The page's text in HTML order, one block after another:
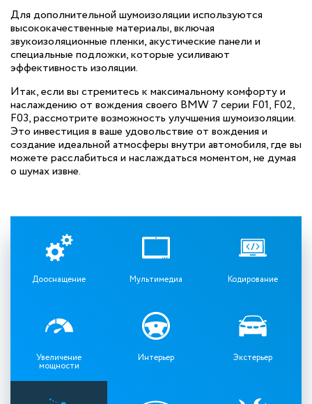
Для дополнительной шумоизоляции используются
высококачественные материалы, включая
звукоизоляционные пленки, акустические панели и
специальные подложки, которые усиливают
эффективность изоляции.
Итак, если вы стремитесь к максимальному комфорту и
наслаждению от вождения своего BMW 7 серии F01, F02,
F03, рассмотрите возможность улучшения шумоизоляции.
Это инвестиция в ваше удовольствие от вождения и
создание идеальной атмосферы внутри автомобиля, где вы
можете расслабиться и наслаждаться моментом, не думая
о шумах извне.
Дооснащение Мультимедиа Кодирование
Увеличение
мощности
Интерьер Экстерьер